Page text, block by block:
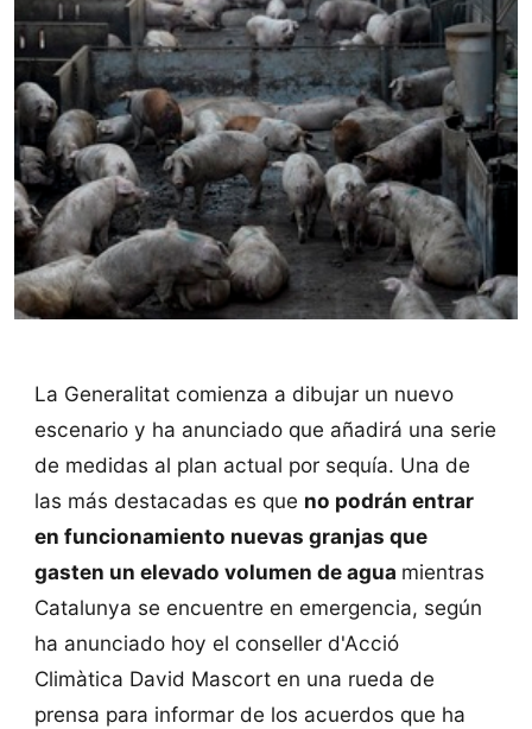
La Generalitat comienza a dibujar un nuevo
escenario y ha anunciado que añadirá una serie
de medidas al plan actual por sequía. Una de
las más destacadas es que no podrán entrar
en funcionamiento nuevas granjas que
gasten un elevado volumen de agua mientras
Catalunya se encuentre en emergencia, según
ha anunciado hoy el conseller d'Acció
Climàtica David Mascort en una rueda de
prensa para informar de los acuerdos que ha